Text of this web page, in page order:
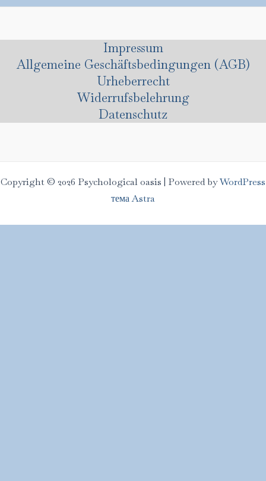
Impressum
Allgemeine Geschäftsbedingungen (AGB)
Urheberrecht
Widerrufsbelehrung
Datenschutz
Copyright © 2026 Psychological oasis | Powered byWordPress
тема Astra